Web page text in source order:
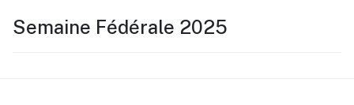
Semaine Fédérale 2025